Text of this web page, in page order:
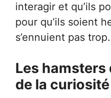
interagir et qu’ils
pour qu’ils soient
s’ennuient pas trop.
Les
de la